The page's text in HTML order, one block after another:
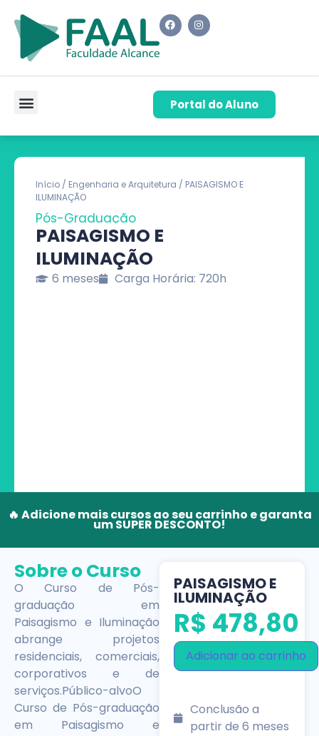
Portal do Aluno
Início / Engenharia e Arquitetura / PAISAGISMO E
ILUMINAÇÃO
Pós-Graduação
PAISAGISMO E
ILUMINAÇÃO
6 meses Carga Horária: 720h
🔥 Adicione mais cursos ao seu carrinho e garanta
um SUPER DESCONTO!
Sobre o Curso
O Curso de Pós-
graduação em
Paisagismo e Iluminação
abrange projetos
residenciais, comerciais,
corporativos e de
serviços.Público-alvoO
Curso de Pós-graduação
em Paisagismo e
PAISAGISMO E
ILUMINAÇÃO
R$ 478,80
Adicionar ao carrinho
Conclusão a
partir de 6 meses